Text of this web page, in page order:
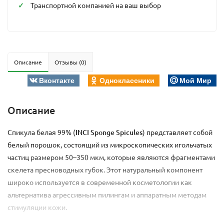
Транспортной компанией на ваш выбор
Описание Отзывы (0)
Вконтакте Одноклассники Мой Мир
Описание
Спикула белая 99% (INCI Sponge Spicules) представляет собой
белый порошок, состоящий из микроскопических игольчатых
частиц размером 50–350 мкм, которые являются фрагментами
скелета пресноводных губок. Этот натуральный компонент
широко используется в современной косметологии как
альтернатива агрессивным пилингам и аппаратным методам
стимуляции кожи.